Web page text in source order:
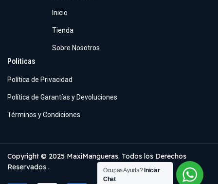
Inicio
Tienda
Sobre Nosotros
Politicas
Política de Privacidad
Política de Garantías y Devoluciones
Términos y Condiciones
Copyright © 2025 MaxiMangueras. Todos los Derechos
Reservados .
Ocupas Ayuda? Iniciar
Chat